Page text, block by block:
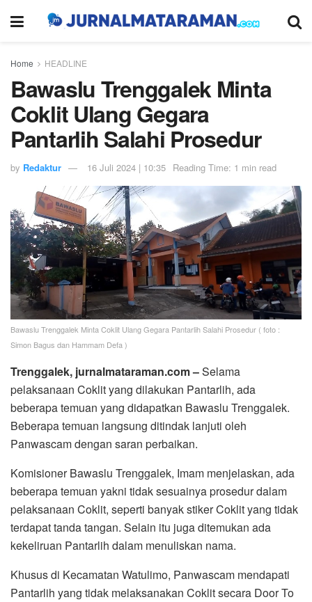
Home HEADLINE
Bawaslu Trenggalek Minta
Coklit Ulang Gegara
Pantarlih Salahi Prosedur
by Redaktur 16 Juli 2024 | 10:35 Reading Time: 1 min read
Bawaslu Trenggalek Minta Coklit Ulang Gegara Pantarlih Salahi Prosedur ( foto :
Simon Bagus dan Hammam Defa )
Trenggalek, jurnalmataraman.com –Selama
pelaksanaan Coklit yang dilakukan Pantarlih, ada
beberapa temuan yang didapatkan Bawaslu Trenggalek.
Beberapa temuan langsung ditindak lanjuti oleh
Panwascam dengan saran perbaikan.
Komisioner Bawaslu Trenggalek, Imam menjelaskan, ada
beberapa temuan yakni tidak sesuainya prosedur dalam
pelaksanaan Coklit, seperti banyak stiker Coklit yang tidak
terdapat tanda tangan. Selain itu juga ditemukan ada
kekeliruan Pantarlih dalam menuliskan nama.
Khusus di Kecamatan Watulimo, Panwascam mendapati
Pantarlih yang tidak melaksanakan Coklit secara Door To